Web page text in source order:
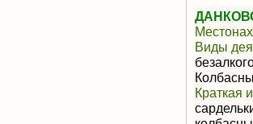
Виды
Краткая